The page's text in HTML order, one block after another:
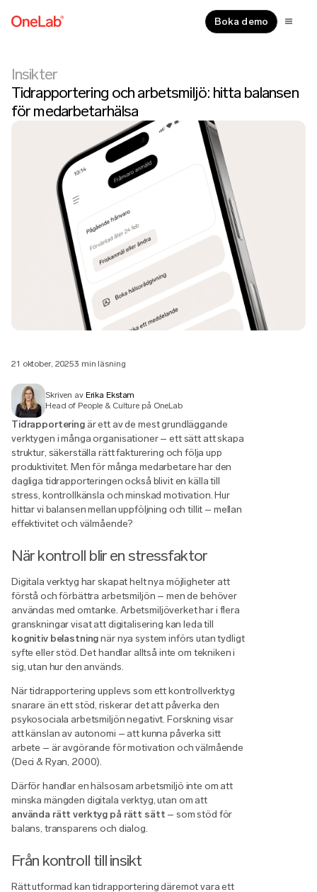
Boka demo
Insikter
Tidrapportering och arbetsmiljö: hitta balansen
för medarbetarhälsa
21 oktober, 20253 min läsning
Skriven av Erika Ekstam
Head of People & Culture på OneLab
Tidrapporteringär ett av de mest grundläggande
verktygen i många organisationer – ett sätt att skapa
struktur, säkerställa rätt fakturering och följa upp
produktivitet. Men för många medarbetare har den
dagliga tidrapporteringen också blivit en källa till
stress, kontrollkänsla och minskad motivation. Hur
hittar vi balansen mellan uppföljning och tillit – mellan
effektivitet och välmående?
När kontroll blir en stressfaktor
Digitala verktyg har skapat helt nya möjligheter att
förstå och förbättra arbetsmiljön – men de behöver
användas med omtanke. Arbetsmiljöverket har i flera
granskningar visat att digitalisering kan leda till
kognitiv belastningnär nya system införs utan tydligt
syfte eller stöd. Det handlar alltså inte om tekniken i
sig, utan hur den används.
När tidrapportering upplevs som ett kontrollverktyg
snarare än ett stöd, riskerar det att påverka den
psykosociala arbetsmiljön negativt. Forskning visar
att känslan av autonomi – att kunna påverka sitt
arbete – är avgörande för motivation och välmående
(Deci & Ryan, 2000).
Därför handlar en hälsosam arbetsmiljö inte om att
minska mängden digitala verktyg, utan om att
använda rätt verktyg på rätt sätt – som stöd för
balans, transparens och dialog.
Från kontroll till insikt
Rätt utformad kan tidrapportering däremot vara ett